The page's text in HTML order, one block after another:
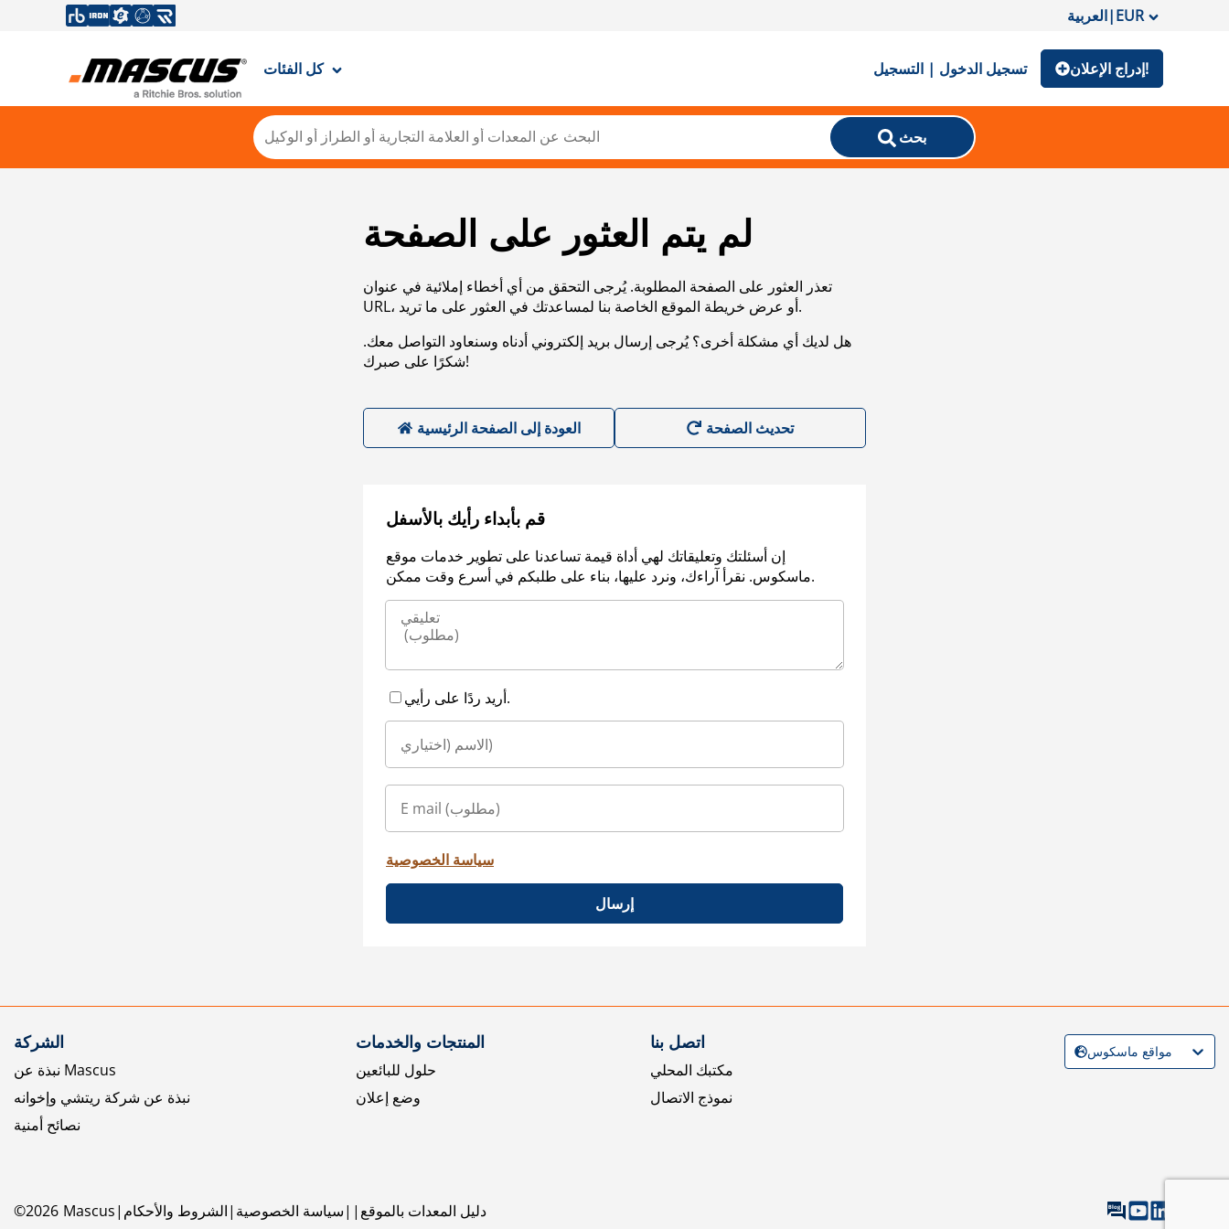
العربية|EUR
كل الفئات تسجيل الدخول | التسجيل إدراج الإعلان!
بحث
لم يتم العثور على الصفحة
تعذر العثور على الصفحة المطلوبة. يُرجى التحقق من أي أخطاء إملائية في عنوان
URL، أو عرض خريطة الموقع الخاصة بنا لمساعدتك في العثور على ما تريد.
هل لديك أي مشكلة أخرى؟ يُرجى إرسال بريد إلكتروني أدناه وسنعاود التواصل معك.
شكرًا على صبرك!
العودة إلى الصفحة الرئيسية
قم بأبداء رأيك بالأسفل
إن أسئلتك وتعليقاتك لهي أداة قيمة تساعدنا على تطوير خدمات موقع
ماسكوس. نقرأ آراءك، ونرد عليها، بناء على طلبكم في أسرع وقت ممكن.
أريد ردًا على رأيي.
سياسة الخصوصية
إرسال
الشركة
نبذة عن Mascus
نبذة عن شركة ريتشي وإخوانه
نصائح أمنية
المنتجات والخدمات
حلول للبائعين
وضع إعلان
اتصل بنا
مكتبك المحلي
نموذج الاتصال
©2026 Mascus الشروط والأحكام سياسة الخصوصية دليل المعدات بالموقع
مواقع ماسكوس